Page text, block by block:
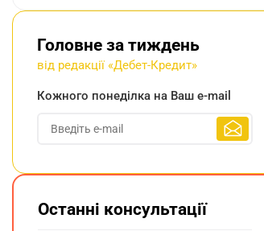
Головне за тиждень
від редакції «Дебет-Кредит»
Кожного понеділка на Ваш e-mail
Останні консультації